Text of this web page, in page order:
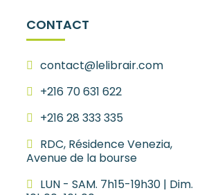
CONTACT
contact@lelibrair.com
+216 70 631 622
+216 28 333 335
RDC, Résidence Venezia,
Avenue de la bourse
LUN - SAM. 7h15-19h30 | Dim.